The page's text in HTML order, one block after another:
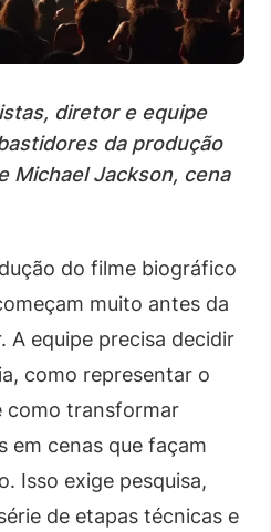
diretor e equipe
da produção
Michael Jackson, cena
do filme biográfico
muito antes da
A equipe precisa decidir
como representar o
como transformar
em cenas que façam
Isso exige pesquisa,
de etapas técnicas e